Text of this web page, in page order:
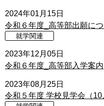
2024年01月15日
令和６年度_高等部出願につ
就学関連
2023年12月05日
令和６年度_高等部入学案内
2023年08月25日
令和５年度 学校見学会（